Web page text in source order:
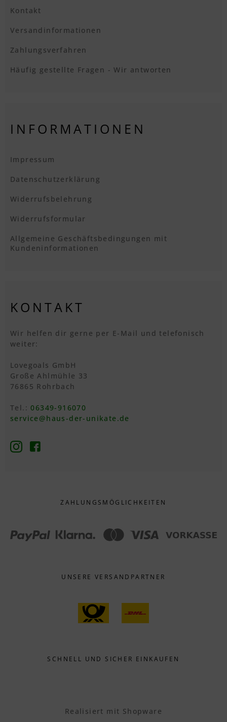
Kontakt
Versandinformationen
Zahlungsverfahren
Häufig gestellte Fragen - Wir antworten
INFORMATIONEN
Impressum
Datenschutzerklärung
Widerrufsbelehrung
Widerrufsformular
Allgemeine Geschäftsbedingungen mit
Kundeninformationen
KONTAKT
Wir helfen dir gerne per E-Mail und telefonisch
weiter:
Lovegoals GmbH
Große Ahlmühle 33
76865 Rohrbach
Tel.:06349-916070
service@haus-der-unikate.de
ZAHLUNGS­MÖGLICHKEITEN
UNSERE VERSANDPARTNER
SCHNELL UND SICHER EINKAUFEN
Realisiert mit Shopware